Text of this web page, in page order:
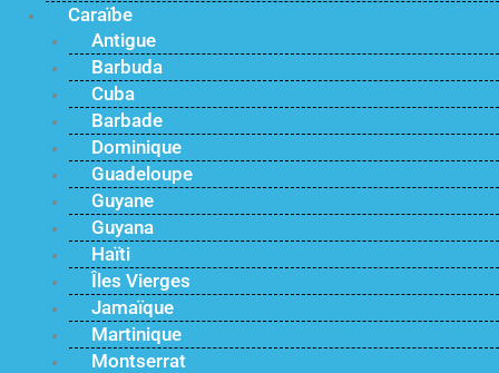
Caraïbe
Antigue
Barbuda
Cuba
Barbade
Dominique
Guadeloupe
Guyane
Guyana
Haïti
Îles Vierges
Jamaïque
Martinique
Montserrat